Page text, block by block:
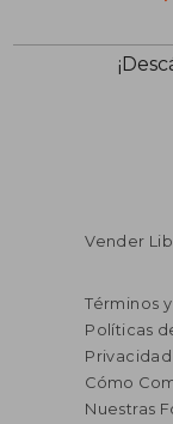
Vender
Términos
Políticas
Cómo
Nuestras